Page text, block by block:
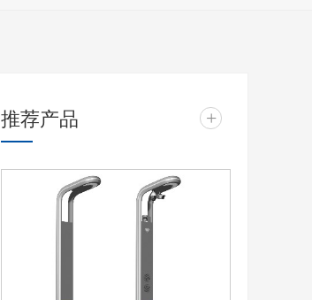
推荐产品 +